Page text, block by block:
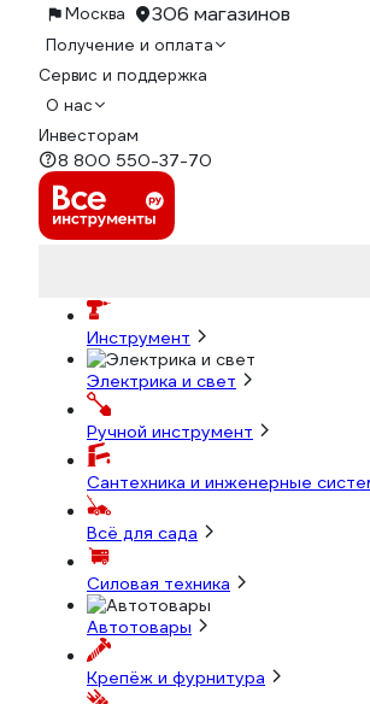
Москва 306 магазинов
Получение и оплата
Сервис и поддержка
О нас
Инвесторам
8 800 550-37-70
Инструмент
Электрика и свет
Ручной инструмент
Сантехника и инженерные
Всё для сада
Силовая техника
Автотовары
Крепёж и фурнитура